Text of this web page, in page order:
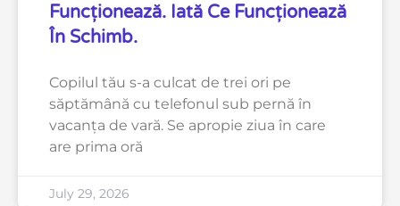
Funcționează. Iată Ce Funcționează
În Schimb.
Copilul tău s-a culcat de trei ori pe
săptămână cu telefonul sub pernă în
vacanța de vară. Se apropie ziua în care
are prima oră
July 29, 2026